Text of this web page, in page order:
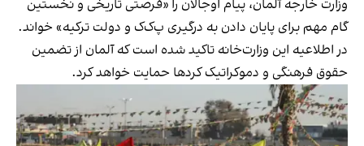
وزارت خارجه آلمان، پیام اوجالان را «فرصتی تاریخی و نخستین
گام مهم برای پایان دادن به درگیری پ‌ک‌ک و دولت ترکیه» خواند.
در اطلاعیه این وزارت‌خانه تاکید شده است که آلمان از تضمین
حقوق فرهنگی و دموکراتیک کردها حمایت خواهد کرد.